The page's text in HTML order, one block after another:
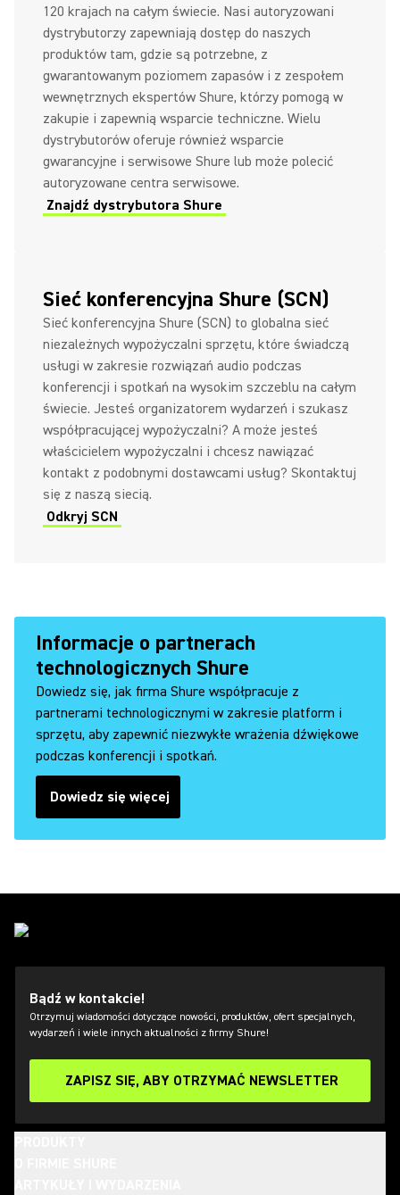
120 krajach na całym świecie. Nasi autoryzowani
dystrybutorzy zapewniają dostęp do naszych
produktów tam, gdzie są potrzebne, z
gwarantowanym poziomem zapasów i z zespołem
wewnętrznych ekspertów Shure, którzy pomogą w
zakupie i zapewnią wsparcie techniczne. Wielu
dystrybutorów oferuje również wsparcie
gwarancyjne i serwisowe Shure lub może polecić
autoryzowane centra serwisowe.
Znajdź dystrybutora Shure
Sieć konferencyjna Shure (SCN)
Sieć konferencyjna Shure (SCN) to globalna sieć
niezależnych wypożyczalni sprzętu, które świadczą
usługi w zakresie rozwiązań audio podczas
konferencji i spotkań na wysokim szczeblu na całym
świecie. Jesteś organizatorem wydarzeń i szukasz
współpracującej wypożyczalni? A może jesteś
właścicielem wypożyczalni i chcesz nawiązać
kontakt z podobnymi dostawcami usług? Skontaktuj
się z naszą siecią.
Odkryj SCN
Informacje o partnerach
technologicznych Shure
Dowiedz się, jak firma Shure współpracuje z
partnerami technologicznymi w zakresie platform i
sprzętu, aby zapewnić niezwykłe wrażenia dźwiękowe
podczas konferencji i spotkań.
Dowiedz się więcej
Bądź w kontakcie!
Otrzymuj wiadomości dotyczące nowości, produktów, ofert specjalnych,
wydarzeń i wiele innych aktualności z firmy Shure!
ZAPISZ SIĘ, ABY OTRZYMAĆ NEWSLETTER